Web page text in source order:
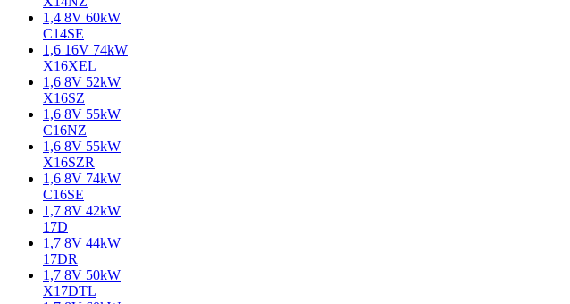
1,4 8V 60kW
C14SE
1,6 16V 74kW
X16XEL
1,6 8V 52kW
X16SZ
1,6 8V 55kW
C16NZ
1,6 8V 55kW
X16SZR
1,6 8V 74kW
C16SE
1,7 8V 42kW
17D
1,7 8V 44kW
17DR
1,7 8V 50kW
X17DTL